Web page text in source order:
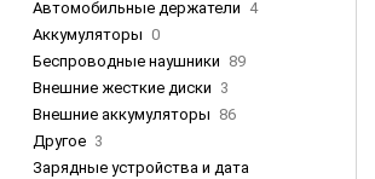
Автомобильные держатели 4
Аккумуляторы 0
Беспроводные наушники 89
Внешние жесткие диски 3
Внешние аккумуляторы 86
Другое 3
Зарядные устройства и дата